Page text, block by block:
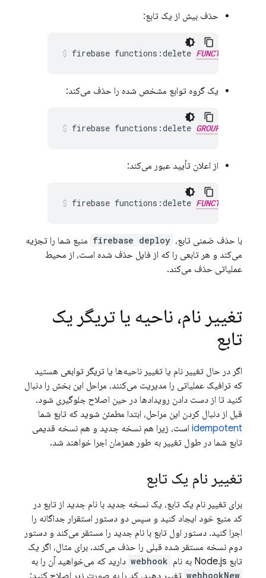
حذف بیش از یک تابع:
firebase functions:delete FUNCTION-
یک گروه توابع مشخص شده را حذف می‌کند:
firebase functions:delete GROUP_NAME
از اعلان تأیید عبور می‌کند:
firebase functions:delete FUNCTION-
با حذف ضمنی تابع، firebase deploy منبع شما را تجزیه
می‌کند و هر تابعی را که از فایل حذف شده است، از محیط
عملیاتی حذف می‌کند.
تغییر نام، ناحیه یا تریگر یک
تابع
اگر در حال تغییر نام یا تغییر ناحیه‌ها یا تریگر توابعی هستید
که ترافیک عملیاتی را مدیریت می‌کنند، مراحل این بخش را دنبال
کنید تا از دست دادن رویدادها در حین اصلاح جلوگیری شود.
قبل از دنبال کردن این مراحل، ابتدا مطمئن شوید که تابع شما
idempotent است، زیرا هم نسخه جدید و هم نسخه قدیمی
تابع شما در طول تغییر به طور همزمان اجرا خواهند شد.
تغییر نام یک تابع
برای تغییر نام یک تابع، یک نسخه جدید با نام جدید از تابع در
کد منبع خود ایجاد کنید و سپس دو دستور استقرار جداگانه را
اجرا کنید. دستور اول تابع با نام جدید را مستقر می‌کند و دستور
دوم نسخه مستقر شده قبلی را حذف می‌کند. برای مثال، اگر یک
تابع Node.js به نام
webhook دارید که می‌خواهید آن را به
webhookNew تغییر دهید، کد را به صورت زیر اصلاح کنید: